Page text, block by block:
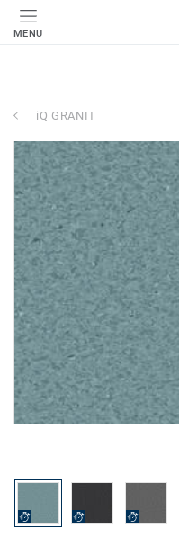
MENU
iQ GRANIT